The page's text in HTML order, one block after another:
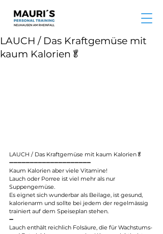
LAUCH / Das Kraftgemüse mit
kaum Kalorien🥬
LAUCH / Das Kraftgemüse mit kaum Kalorien🥬
➖➖➖➖➖➖➖➖➖➖➖➖➖➖➖➖➖➖➖➖
Kaum Kalorien aber viele Vitamine!
Lauch oder Porree ist viel mehr als nur
Suppengemüse.
Es eignet sich wunderbar als Beilage, ist gesund,
kalorienarm und sollte bei jedem der regelmässig
trainiert auf dem Speiseplan stehen.
➖
Lauch enthält reichlich Folsäure, die für Wachstums-